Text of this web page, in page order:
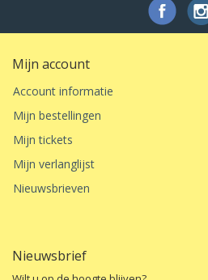
Mijn account
Account informatie
Mijn bestellingen
Mijn tickets
Mijn verlanglijst
Nieuwsbrieven
Nieuwsbrief